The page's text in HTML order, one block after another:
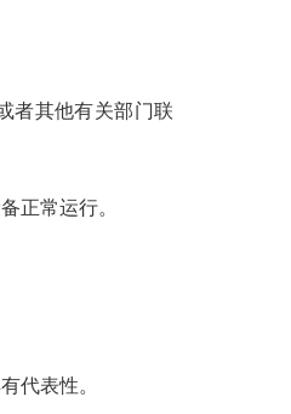
者其他有关部门联
正常运行。
代表性。